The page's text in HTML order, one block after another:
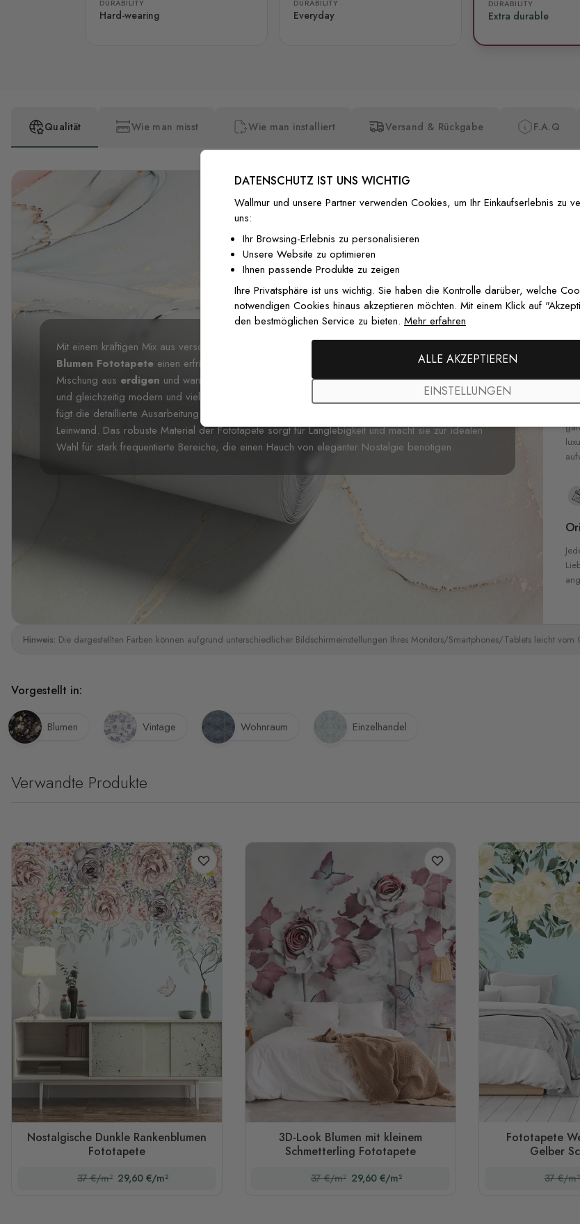
DURABILITY
Hard-wearing
DURABILITY
Everyday
DURABILITY
Extra durable
Qualität Wie man misst Wie man installiert Versand & Rückgabe F.A.Q
Mit einem kräftigen Mix aus verschiedenen floralen Elementen bringt diese
Blumen Fototapete einen erfrischenden Charme in jeden Raum. Das Design verwendet eine
Mischung aus erdigen und warmen Tönen, um den zeitlosen Reiz von Vintage-Blumen einzufangen
und gleichzeitig modern und vielseitig zu bleiben. Perfekt für ein Wohnzimmer oder Schlafzimmer,
fügt die detaillierte Ausarbeitung den Wänden Tiefe hinzu und verwandelt sie in eine einladende
Leinwand. Das robuste Material der Fototapete sorgt für Langlebigkeit und macht sie zur idealen
Wahl für stark frequentierte Bereiche, die einen Hauch von eleganter Nostalgie benötigen.
Hinweis: Die dargestellten Farben können aufgrund unterschiedlicher Bildschirmeinstellungen Ihres Monitors/Smartphones/Tablets leicht vom
Vorgestellt in:
Blumen Vintage Wohnraum Einzelhandel
Verwandte Produkte
Nostalgische Dunkle Rankenblumen
Fototapete
37 €/m² 29,60 €/m²
3D-Look Blumen mit kleinem
Schmetterling Fototapete
37 €/m² 29,60 €/m²
Fototapete
Gelber
37 €/m²
DATENSCHUTZ IST UNS WICHTIG
Wallmur und unsere Partner verwenden Cookies, um Ihr Einkaufserlebnis zu
uns:
Ihr Browsing-Erlebnis zu personalisieren
Unsere Website zu optimieren
Ihnen passende Produkte zu zeigen
Ihre Privatsphäre ist uns wichtig. Sie haben die Kontrolle darüber, welche
notwendigen Cookies hinaus akzeptieren möchten. Mit einem Klick auf
den bestmöglichen Service zu bieten. Mehr erfahren
ALLE AKZEPTIEREN
EINSTELLUNGEN